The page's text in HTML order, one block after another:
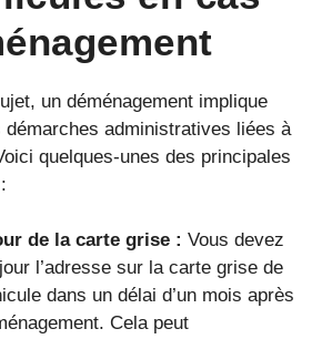
un déménagement implique
démarches administratives liées à
quelques-unes des principales
de la carte grise : Vous devez
l’adresse sur la carte grise de
dans un délai d’un mois après
Cela peut